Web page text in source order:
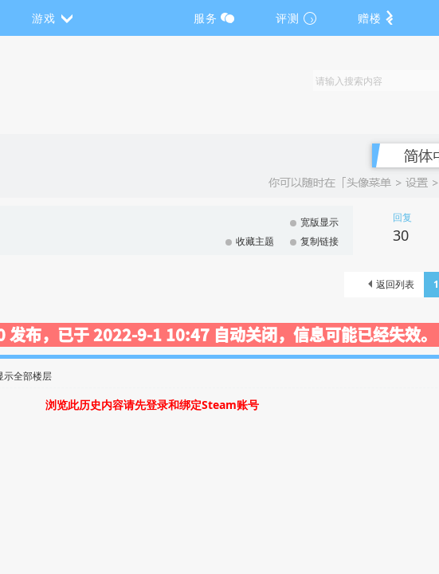
游戏 服务 评测 赠楼
宽版显示
收藏主题
复制链接
回复
30
1
返回列表
布，已于 2022-9-1 10:47 自动关闭，信息可能已经失效。
示全部楼层
浏览此历史内容请先登录和绑定Steam账号